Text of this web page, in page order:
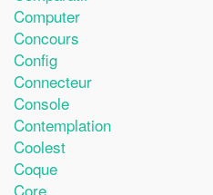
Computer
Concours
Config
Connecteur
Console
Contemplation
Coolest
Coque
Core